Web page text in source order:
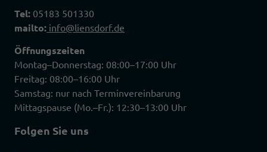
Tel: 05183 501330
mailto: info@liensdorf.de
Öffnungszeiten
Montag–Donnerstag: 08:00–17:00 Uhr
Freitag: 08:00–16:00 Uhr
Samstag: nur nach Terminvereinbarung
Mittagspause (Mo.–Fr.): 12:30–13:00 Uhr
Folgen Sie uns